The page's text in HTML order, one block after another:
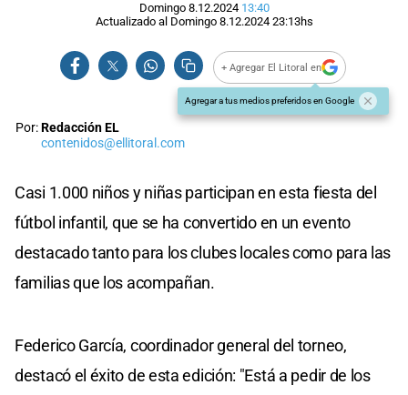
Domingo 8.12.2024 13:40
Actualizado al Domingo 8.12.2024 23:13hs
+ Agregar El Litoral en
Agregar a tus medios preferidos en Google
Por:Redacción EL
contenidos@ellitoral.com
Casi 1.000 niños y niñas participan en esta fiesta del
fútbol infantil, que se ha convertido en un evento
destacado tanto para los clubes locales como para las
familias que los acompañan.
Federico García, coordinador general del torneo,
destacó el éxito de esta edición: "Está a pedir de los